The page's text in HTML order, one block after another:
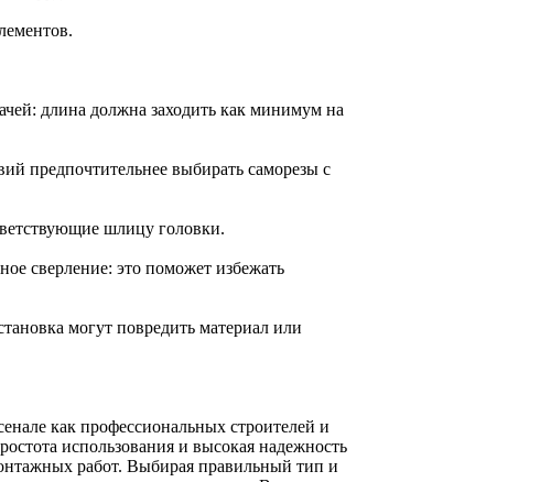
длина должна заходить как минимум на
предпочтительнее выбирать саморезы с
шлицу головки.
сверление: это поможет избежать
могут повредить материал или
как профессиональных строителей и
использования и высокая надежность
работ. Выбирая правильный тип и